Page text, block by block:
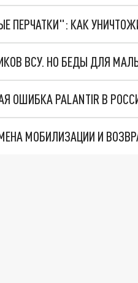
ПЕРЧАТКИ": КАК
ВСУ. НО БЕДЫ ДЛЯ